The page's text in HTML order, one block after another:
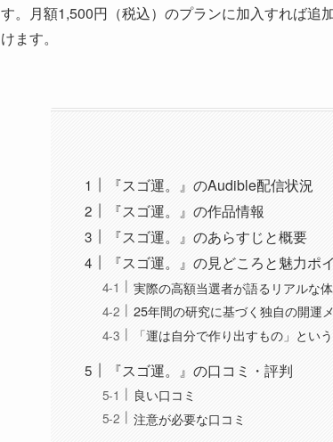
す。月額1,500円（税込）のプランに加入すれば追
けます。
『スゴ運。』のAudible配信状況
『スゴ運。』の作品情報
『スゴ運。』のあらすじと概要
『スゴ運。』の見どころと魅力ポ
実際の高額当選者が語るリアルな
25年間の研究に基づく独自の開運
「運は自分で作り出すもの」とい
『スゴ運。』の口コミ・評判
良い口コミ
注意が必要な口コミ